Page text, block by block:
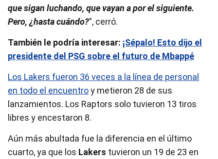
que sigan luchando, que vayan a por el siguiente.
Pero, ¿hasta cuándo?", cerró.
También le podría interesar: ¡Sépalo! Esto dijo el
presidente del PSG sobre el futuro de Mbappé
Los Lakers fueron 36 veces a la línea de personal
en todo el encuentroy metieron 28 de sus
lanzamientos. Los Raptors solo tuvieron 13 tiros
libres y encestaron 8.
Aún más abultada fue la diferencia en el último
cuarto, ya que los Lakers tuvieron un 19 de 23 en